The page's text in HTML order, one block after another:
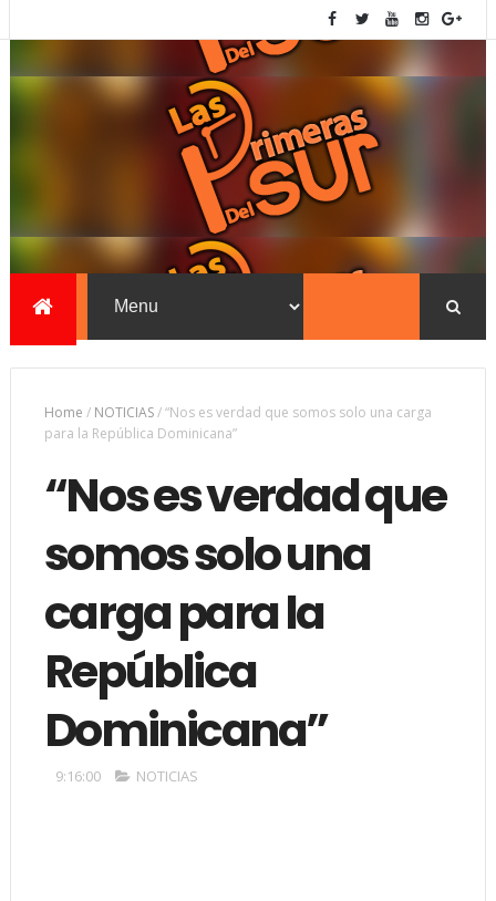
Home / NOTICIAS/“Nos es verdad que somos solo una carga
para la República Dominicana”
“Nos es verdad que
somos solo una
carga para la
República
Dominicana”
9:16:00 NOTICIAS